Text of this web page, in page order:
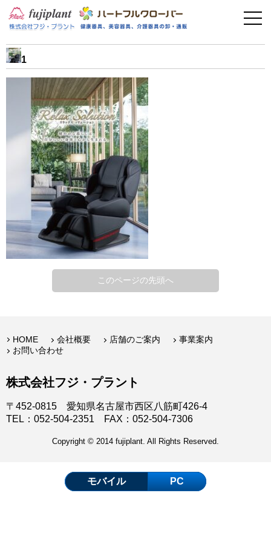
介護用品
美容・その他
フィットネス
お問い合わせ
1
このページの先頭へ
HOME 会社概要 店舗のご案内
事業案内
お問い合わせ
株式会社フジ・プラント
〒452-0815 愛知県名古屋市西区八筋町426-4
TEL：052-504-2351 FAX：052-504-7306
Copyright © 2014 fujiplant. All Rights Reserved.
モバイル PC